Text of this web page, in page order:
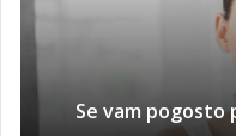
Se vam pogosto